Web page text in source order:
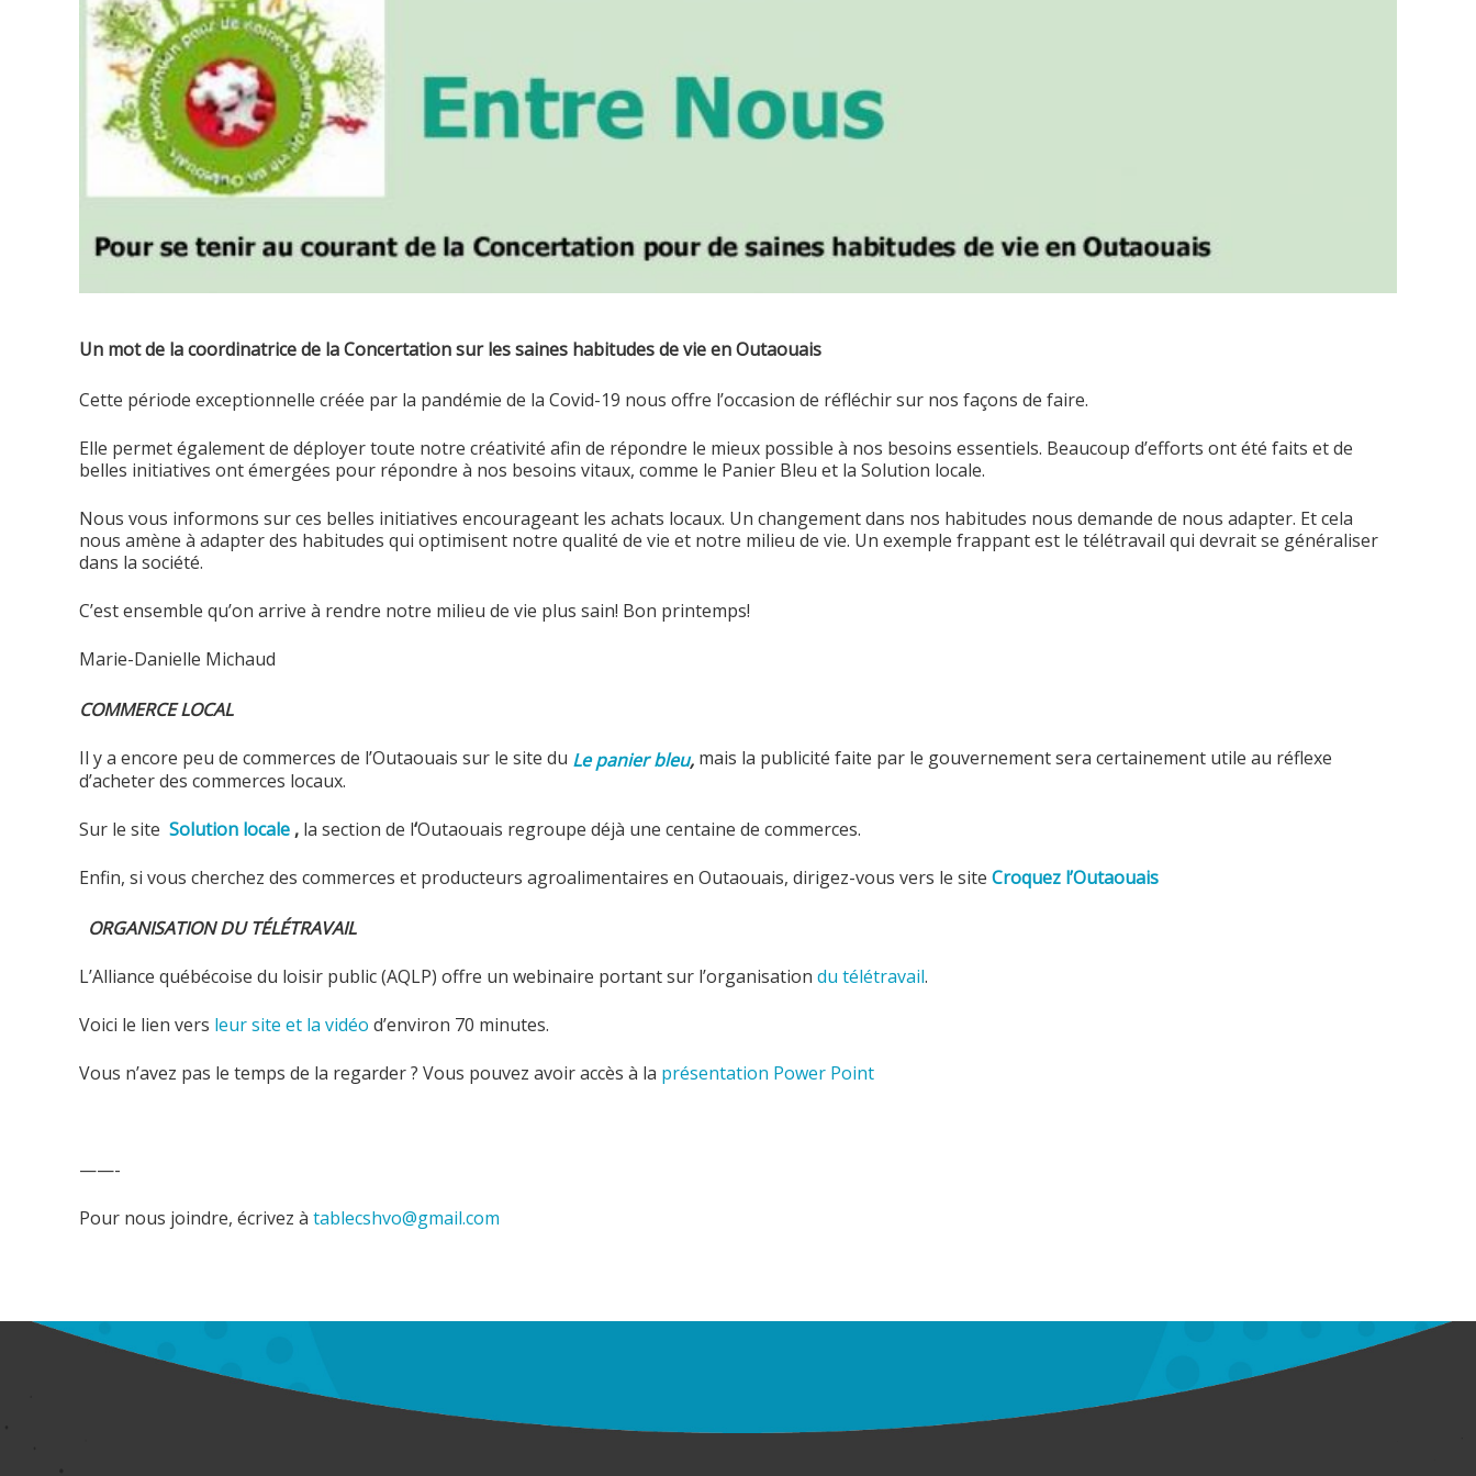
Un mot de la coordinatrice de la Concertation sur les saines habitudes de vie en Outaouais
Cette période exceptionnelle créée par la pandémie de la Covid-19 nous offre l’occasion de réfléchir sur nos façons de faire.
Elle permet également de déployer toute notre créativité afin de répondre le mieux possible à nos besoins essentiels. Beaucoup d’efforts ont été faits et de
belles initiatives ont émergées pour répondre à nos besoins vitaux, comme le Panier Bleu et la Solution locale.
Nous vous informons sur ces belles initiatives encourageant les achats locaux. Un changement dans nos habitudes nous demande de nous adapter. Et cela
nous amène à adapter des habitudes qui optimisent notre qualité de vie et notre milieu de vie. Un exemple frappant est le télétravail qui devrait se généraliser
dans la société.
C’est ensemble qu’on arrive à rendre notre milieu de vie plus sain! Bon printemps!
Marie-Danielle Michaud
COMMERCE LOCAL
Il y a encore peu de commerces de l’Outaouais sur le site du Le panier bleu, mais la publicité faite par le gouvernement sera certainement utile au réflexe
d’acheter des commerces locaux.
Sur le site Solution locale , la section de l‘Outaouais regroupe déjà une centaine de commerces.
Enfin, si vous cherchez des commerces et producteurs agroalimentaires en Outaouais, dirigez-vous vers le site Croquez l’Outaouais
ORGANISATION DU TÉLÉTRAVAIL
L’Alliance québécoise du loisir public (AQLP) offre un webinaire portant sur l’organisation du télétravail.
Voici le lien vers leur site et la vidéo d’environ 70 minutes.
Vous n’avez pas le temps de la regarder ? Vous pouvez avoir accès à la présentation Power Point
——-
Pour nous joindre, écrivez à tablecshvo@gmail.com